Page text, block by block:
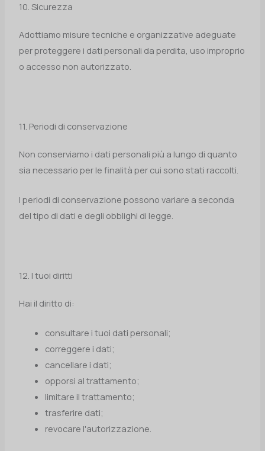
10. Sicurezza
Adottiamo misure tecniche e organizzative adeguate
per proteggere i dati personali da perdita, uso improprio
o accesso non autorizzato.
11. Periodi di conservazione
Non conserviamo i dati personali più a lungo di quanto
sia necessario per le finalità per cui sono stati raccolti.
I periodi di conservazione possono variare a seconda
del tipo di dati e degli obblighi di legge.
12. I tuoi diritti
Hai il diritto di:
consultare i tuoi dati personali;
correggere i dati;
cancellare i dati;
opporsi al trattamento;
limitare il trattamento;
trasferire dati;
revocare l'autorizzazione.